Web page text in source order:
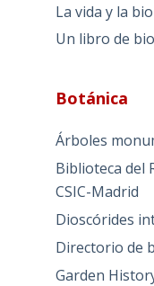
La vida y la
Un libro de
Botánica
Árboles
Biblioteca del
CSIC-Madrid
Dioscórides
Directorio de
Garden